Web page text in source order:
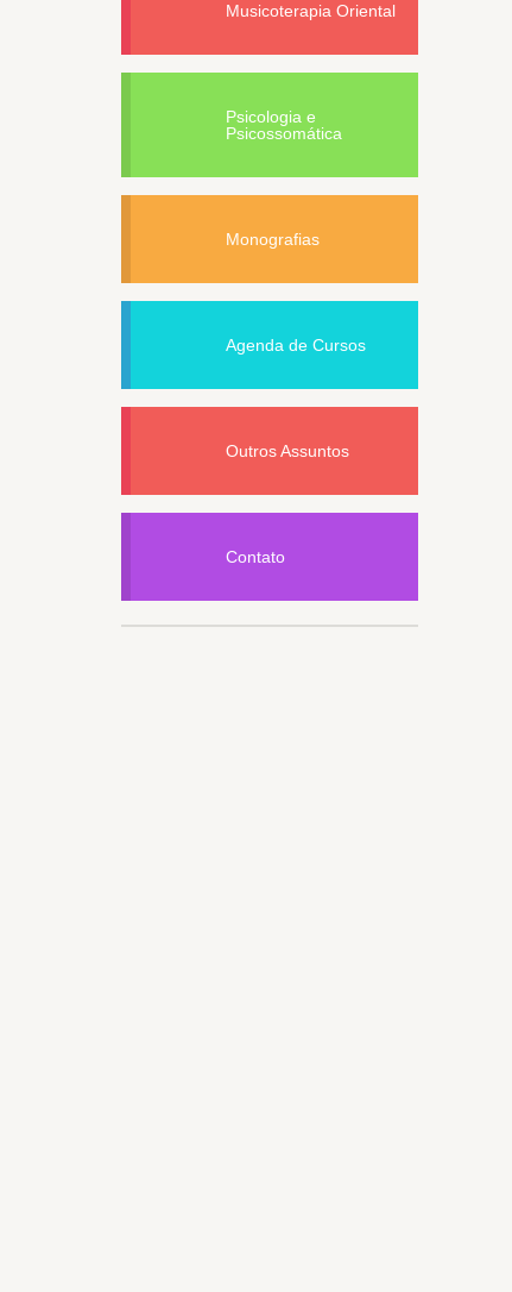
Musicoterapia Oriental
Psicologia e
Psicossomática
Monografias
Agenda de Cursos
Outros Assuntos
Contato